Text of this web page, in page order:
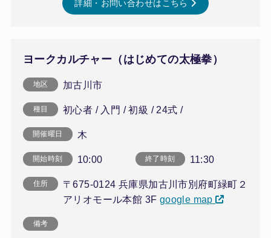
詳細・お問い合わせはこちら
ヨークカルチャー（はじめての太極拳）
地区 加古川市
種目 初心者 / 入門 / 初級 / 24式 /
開催曜日 木
開始時刻 10:00 終了時刻 11:30
住所
〒675-0124 兵庫県加古川市別府町緑町２
アリオモール本館 3F google map
備考